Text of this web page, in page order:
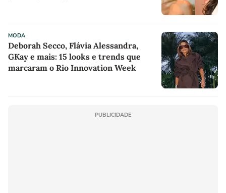
MODA
Deborah Secco, Flávia Alessandra,
GKay e mais: 15 looks e trends que
marcaram o Rio Innovation Week
PUBLICIDADE